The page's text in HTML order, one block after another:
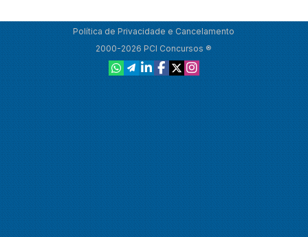
Política de Privacidade e Cancelamento
2000-2026 PCI Concursos ®